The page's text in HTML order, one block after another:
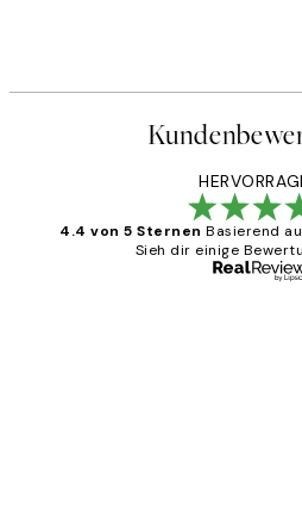
4.4 von 5 Sternen Basierend
Sieh dir einige